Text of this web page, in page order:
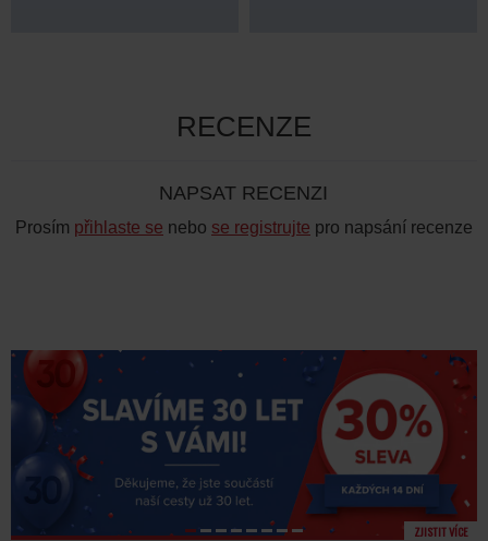
RECENZE
NAPSAT RECENZI
Prosím přihlaste se nebo se registrujte pro napsání recenze
ZJISTIT VÍCE